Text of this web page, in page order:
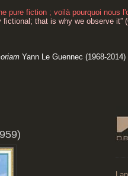
pure fiction ; voilà pourquoi nous
fictional; that is why we observe it”
Yann Le Guennec (1968-2014)